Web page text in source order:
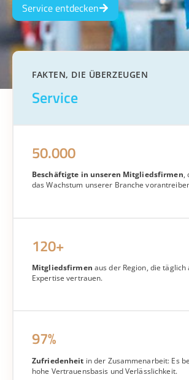
Service entdecken
FAKTEN, DIE ÜBERZEUGEN
Service
50.000
Beschäftigte in unseren Mitgliedsfirmen,
das Wachstum unserer Branche
120+
Mitgliedsfirmen aus der Region, die täglich
Expertise vertrauen.
97%
Zufriedenheit in der Zusammenarbeit: Es
hohe Vertrauensbasis und Verlässlichkeit.